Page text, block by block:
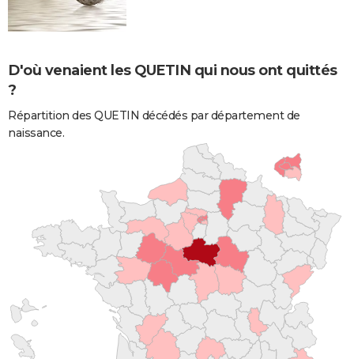
D'où venaient les QUETIN qui nous ont quittés
?
Répartition des QUETIN décédés par département de
naissance.